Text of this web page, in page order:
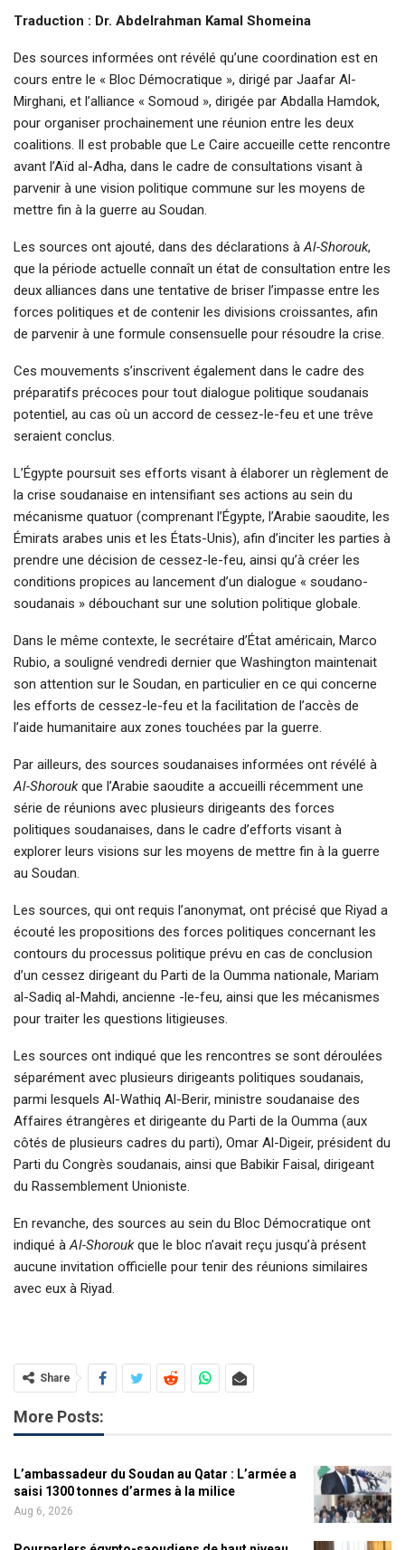
Traduction : Dr. Abdelrahman Kamal Shomeina
Des sources informées ont révélé qu’une coordination est en
cours entre le « Bloc Démocratique », dirigé par Jaafar Al-
Mirghani, et l’alliance « Somoud », dirigée par Abdalla Hamdok,
pour organiser prochainement une réunion entre les deux
coalitions. Il est probable que Le Caire accueille cette rencontre
avant l’Aïd al-Adha, dans le cadre de consultations visant à
parvenir à une vision politique commune sur les moyens de
mettre fin à la guerre au Soudan.
Les sources ont ajouté, dans des déclarations àAl-Shorouk,
que la période actuelle connaît un état de consultation entre les
deux alliances dans une tentative de briser l’impasse entre les
forces politiques et de contenir les divisions croissantes, afin
de parvenir à une formule consensuelle pour résoudre la crise.
Ces mouvements s’inscrivent également dans le cadre des
préparatifs précoces pour tout dialogue politique soudanais
potentiel, au cas où un accord de cessez-le-feu et une trêve
seraient conclus.
L’Égypte poursuit ses efforts visant à élaborer un règlement de
la crise soudanaise en intensifiant ses actions au sein du
mécanisme quatuor (comprenant l’Égypte, l’Arabie saoudite, les
Émirats arabes unis et les États-Unis), afin d’inciter les parties à
prendre une décision de cessez-le-feu, ainsi qu’à créer les
conditions propices au lancement d’un dialogue « soudano-
soudanais » débouchant sur une solution politique globale.
Dans le même contexte, le secrétaire d’État américain, Marco
Rubio, a souligné vendredi dernier que Washington maintenait
son attention sur le Soudan, en particulier en ce qui concerne
les efforts de cessez-le-feu et la facilitation de l’accès de
l’aide humanitaire aux zones touchées par la guerre.
Par ailleurs, des sources soudanaises informées ont révélé à
Al-Shoroukque l’Arabie saoudite a accueilli récemment une
série de réunions avec plusieurs dirigeants des forces
politiques soudanaises, dans le cadre d’efforts visant à
explorer leurs visions sur les moyens de mettre fin à la guerre
au Soudan.
Les sources, qui ont requis l’anonymat, ont précisé que Riyad a
écouté les propositions des forces politiques concernant les
contours du processus politique prévu en cas de conclusion
d’un cessez dirigeant du Parti de la Oumma nationale, Mariam
al-Sadiq al-Mahdi, ancienne -le-feu, ainsi que les mécanismes
pour traiter les questions litigieuses.
Les sources ont indiqué que les rencontres se sont déroulées
séparément avec plusieurs dirigeants politiques soudanais,
parmi lesquels Al-Wathiq Al-Berir, ministre soudanaise des
Affaires étrangères et dirigeante du Parti de la Oumma (aux
côtés de plusieurs cadres du parti), Omar Al-Digeir, président du
Parti du Congrès soudanais, ainsi que Babikir Faisal, dirigeant
du Rassemblement Unioniste.
En revanche, des sources au sein du Bloc Démocratique ont
indiqué àAl-Shoroukque le bloc n’avait reçu jusqu’à présent
aucune invitation officielle pour tenir des réunions similaires
avec eux à Riyad.
Share
More Posts:
L’ambassadeur du Soudan au Qatar : L’armée a
saisi 1300 tonnes d’armes à la milice
Aug 6, 2026